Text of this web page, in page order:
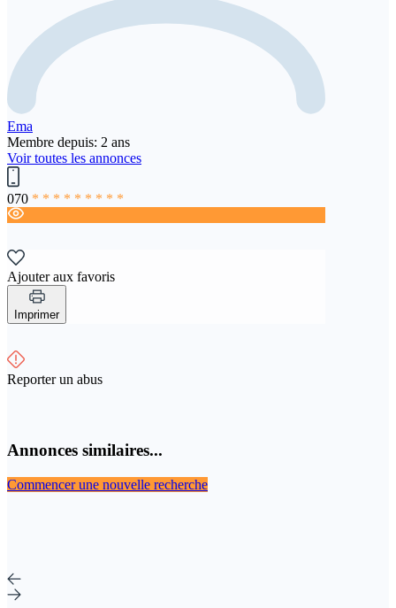
Ema
Membre depuis: 2 ans
Voir toutes les annonces
070 * * * * * * * * *
Ajouter aux favoris
Imprimer
Reporter un abus
Annonces similaires...
Commencer une nouvelle recherche